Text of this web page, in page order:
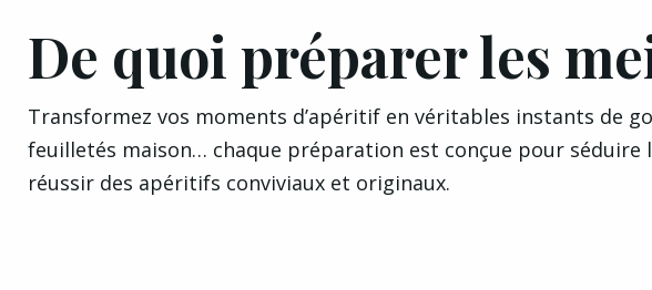
Actualités
Interviews
Bourgogne
Franche‑Comté
De quoi préparer les
Transformez vos moments d’apéritif en véritables instants de
feuilletés maison… chaque préparation est conçue pour
réussir des apéritifs conviviaux et originaux.